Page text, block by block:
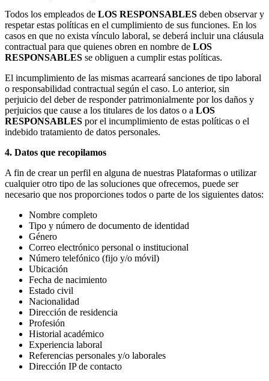
Todos los empleados de LOS RESPONSABLES deben observar y
respetar estas políticas en el cumplimiento de sus funciones. En los
casos en que no exista vínculo laboral, se deberá incluir una cláusula
contractual para que quienes obren en nombre de LOS
RESPONSABLES se obliguen a cumplir estas políticas.
El incumplimiento de las mismas acarreará sanciones de tipo laboral
o responsabilidad contractual según el caso. Lo anterior, sin
perjuicio del deber de responder patrimonialmente por los daños y
perjuicios que cause a los titulares de los datos o a LOS
RESPONSABLES por el incumplimiento de estas políticas o el
indebido tratamiento de datos personales.
4. Datos que recopilamos
A fin de crear un perfil en alguna de nuestras Plataformas o utilizar
cualquier otro tipo de las soluciones que ofrecemos, puede ser
necesario que nos proporciones todos o parte de los siguientes datos:
Nombre completo
Tipo y número de documento de identidad
Género
Correo electrónico personal o institucional
Número telefónico (fijo y/o móvil)
Ubicación
Fecha de nacimiento
Estado civil
Nacionalidad
Dirección de residencia
Profesión
Historial académico
Experiencia laboral
Referencias personales y/o laborales
Dirección IP de contacto